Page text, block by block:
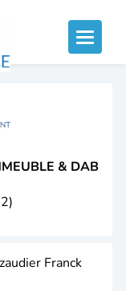
Toggle
& DAB